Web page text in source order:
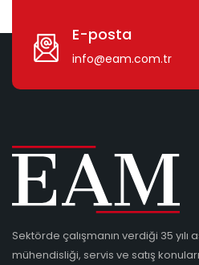
E-posta
info@eam.com.tr
Sektörde çalışmanın verdiği 35
mühendisliği, servis ve satış